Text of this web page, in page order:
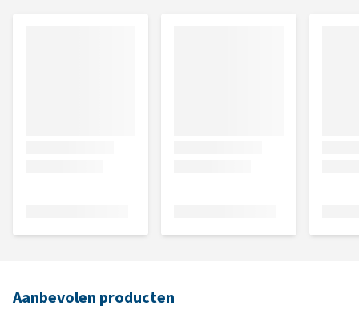
Aanbevolen producten